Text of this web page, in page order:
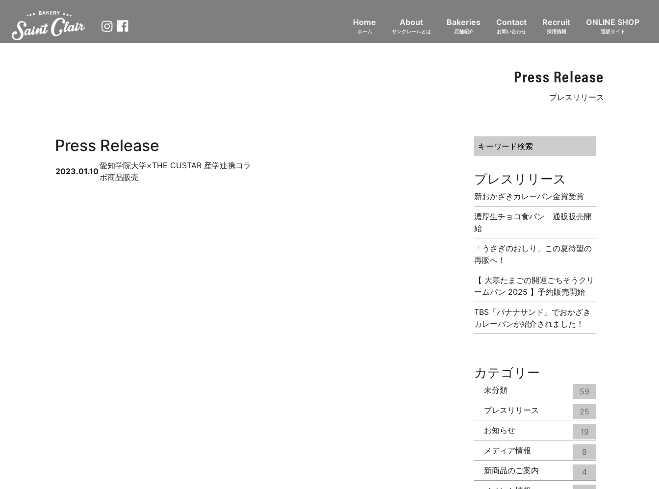
Home
ホーム
About
サンクレールとは
Bakeries
店舗紹介
Contact
お問い合わせ
Recruit
採用情報
ONLINE SHOP
通販サイト
Press Release
プレスリリース
Press Release
2023.01.10
愛知学院大学×THE CUSTAR 産学連携コラ
ボ商品販売
プレスリリース
新おかざきカレーパン金賞受賞
濃厚生チョコ食パン 通販販売開
始
「うさぎのおしり」この夏待望の
再販へ！
【 大寒たまごの開運ごちそうクリ
ームパン 2025 】予約販売開始
TBS「バナナサンド」でおかざき
カレーパンが紹介されました！
カテゴリー
未分類
59
プレスリリース
25
お知らせ
19
メディア情報
8
新商品のご案内
4